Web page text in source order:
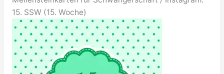
15. SSW (15. Woche)